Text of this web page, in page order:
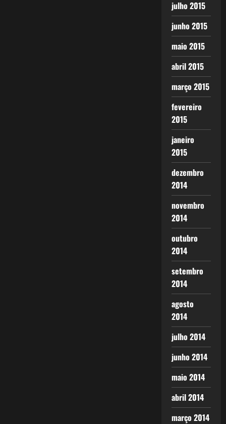
julho 2015
junho 2015
maio 2015
abril 2015
março 2015
fevereiro
2015
janeiro
2015
dezembro
2014
novembro
2014
outubro
2014
setembro
2014
agosto
2014
julho 2014
junho 2014
maio 2014
abril 2014
março 2014